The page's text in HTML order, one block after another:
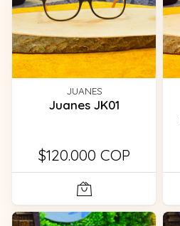
JUANES
Juanes JK01
$120.000 COP